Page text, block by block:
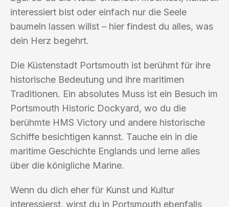
interessiert bist oder einfach nur die Seele
baumeln lassen willst – hier findest du alles, was
dein Herz begehrt.
Die Küstenstadt Portsmouth ist berühmt für ihre
historische Bedeutung und ihre maritimen
Traditionen. Ein absolutes Muss ist ein Besuch im
Portsmouth Historic Dockyard, wo du die
berühmte HMS Victory und andere historische
Schiffe besichtigen kannst. Tauche ein in die
maritime Geschichte Englands und lerne alles
über die königliche Marine.
Wenn du dich eher für Kunst und Kultur
interessierst, wirst du in Portsmouth ebenfalls